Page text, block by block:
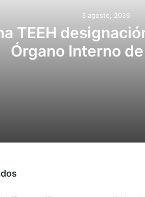
3 agosto, 2026
TEEH
Órgano Interno
alcaldías de Hidalgo sean de